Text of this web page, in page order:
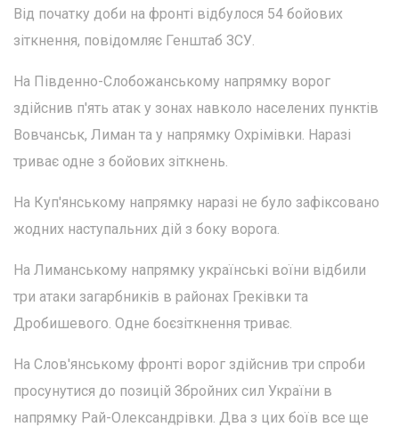
Від початку доби на фронті відбулося 54 бойових
зіткнення, повідомляє Генштаб ЗСУ.
На Південно-Слобожанському напрямку ворог
здійснив п'ять атак у зонах навколо населених пунктів
Вовчанськ, Лиман та у напрямку Охрімівки. Наразі
триває одне з бойових зіткнень.
На Куп'янському напрямку наразі не було зафіксовано
жодних наступальних дій з боку ворога.
На Лиманському напрямку українські воїни відбили
три атаки загарбників в районах Греківки та
Дробишевого. Одне боєзіткнення триває.
На Слов'янському фронті ворог здійснив три спроби
просунутися до позицій Збройних сил України в
напрямку Рай-Олександрівки. Два з цих боїв все ще